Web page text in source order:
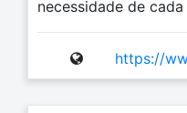
necessidade de
https://